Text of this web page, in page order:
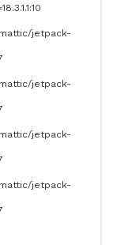
:10
jetpack-
jetpack-
jetpack-
jetpack-